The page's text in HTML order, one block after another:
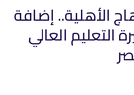
الأهلية.. إضافة
التعليم العالي